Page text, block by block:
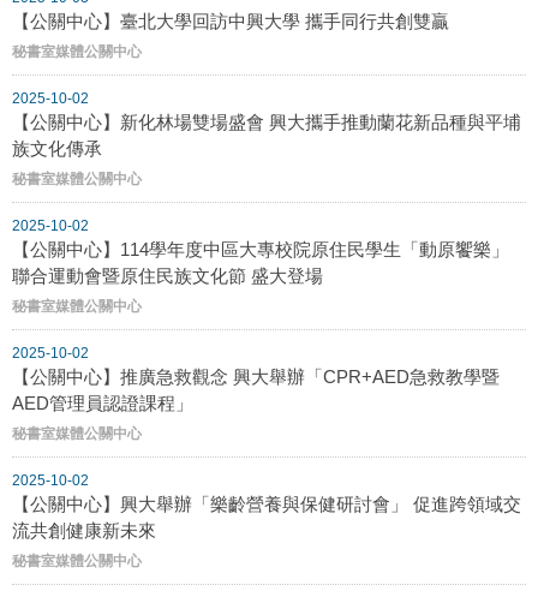
【公關中心】臺北大學回訪中興大學 攜手同行共創雙贏
秘書室媒體公關中心
2025-10-02
【公關中心】新化林場雙場盛會 興大攜手推動蘭花新品種與平埔
族文化傳承
秘書室媒體公關中心
2025-10-02
【公關中心】114學年度中區大專校院原住民學生「動原饗樂」
聯合運動會暨原住民族文化節 盛大登場
秘書室媒體公關中心
2025-10-02
【公關中心】推廣急救觀念 興大舉辦「CPR+AED急救教學暨
AED管理員認證課程」
秘書室媒體公關中心
2025-10-02
【公關中心】興大舉辦「樂齡營養與保健研討會」 促進跨領域交
流共創健康新未來
秘書室媒體公關中心